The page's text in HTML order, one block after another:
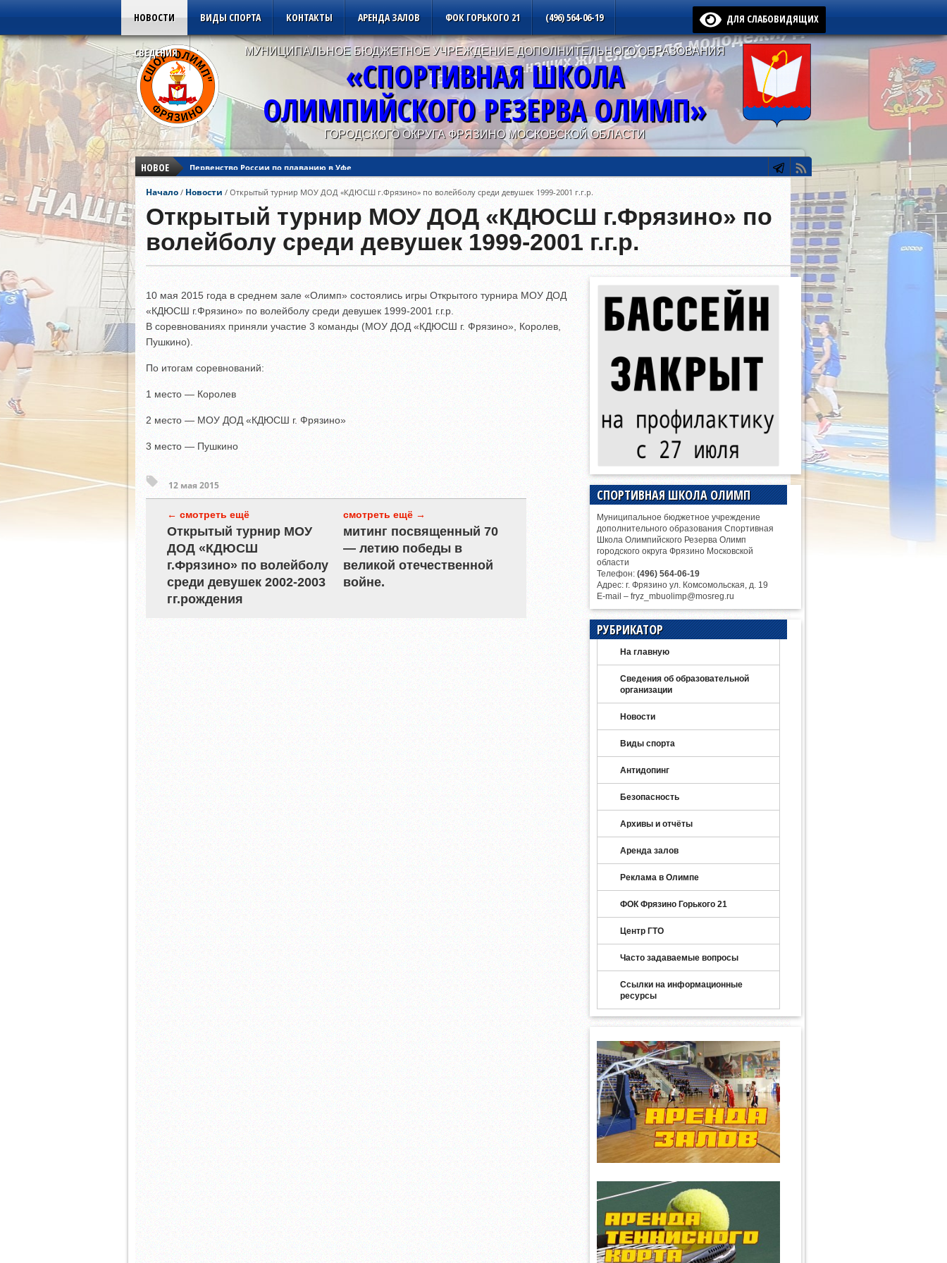
НОВОСТИ ВИДЫ СПОРТА КОНТАКТЫ АРЕНДА ЗАЛОВ ФОК ГОРЬКОГО 21 (496) 564-06-19
СВЕДЕНИЯ
ДЛЯ СЛАБОВИДЯЩИХ
МУНИЦИПАЛЬНОЕ БЮДЖЕТНОЕ УЧРЕЖДЕНИЕ ДОПОЛНИТЕЛЬНОГО ОБРАЗОВАНИЯ
«СПОРТИВНАЯ ШКОЛА
ОЛИМПИЙСКОГО РЕЗЕРВА ОЛИМП»
ГОРОДСКОГО ОКРУГА ФРЯЗИНО МОСКОВСКОЙ ОБЛАСТИ
НОВОЕ
Первенство России по плаванию в Уфе
Кубок Азии по дзюдо
Кубок Европы по дзюдо
Первенство России по плаванию в Калуге
Начало / Новости / Открытый турнир МОУ ДОД «КДЮСШ г.Фрязино» по волейболу среди девушек 1999-2001 г.г.р.
Открытый турнир МОУ ДОД «КДЮСШ г.Фрязино» по
волейболу среди девушек 1999-2001 г.г.р.
10 мая 2015 года в среднем зале «Олимп» состоялись игры Открытого турнира МОУ ДОД
«КДЮСШ г.Фрязино» по волейболу среди девушек 1999-2001 г.г.р.
В соревнованиях приняли участие 3 команды (МОУ ДОД «КДЮСШ г. Фрязино», Королев,
Пушкино).
По итогам соревнований:
1 место — Королев
2 место — МОУ ДОД «КДЮСШ г. Фрязино»
3 место — Пушкино
12 мая 2015
← смотреть ещё
Открытый турнир МОУ
ДОД «КДЮСШ
г.Фрязино» по волейболу
среди девушек 2002-2003
гг.рождения
смотреть ещё →
митинг посвященный 70
— летию победы в
великой отечественной
войне.
СПОРТИВНАЯ ШКОЛА ОЛИМП
Муниципальное бюджетное учреждение
дополнительного образования Спортивная
Школа Олимпийского Резерва Олимп
городского округа Фрязино Московской
области
Телефон: (496) 564-06-19
Адрес: г. Фрязино ул. Комсомольская, д. 19
E-mail – fryz_mbuolimp@mosreg.ru
РУБРИКАТОР
На главную
Сведения об образовательной
организации
Новости
Виды спорта
Антидопинг
Безопасность
Архивы и отчёты
Аренда залов
Реклама в Олимпе
ФОК Фрязино Горького 21
Центр ГТО
Часто задаваемые вопросы
Ссылки на информационные
ресурсы